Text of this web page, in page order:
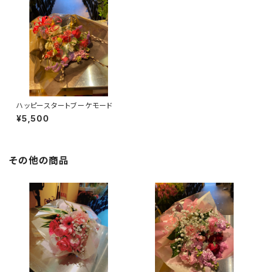
ハッピースタートブーケモード
¥5,500
その他の商品